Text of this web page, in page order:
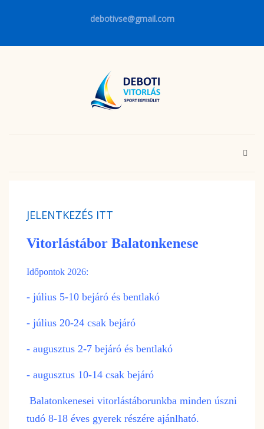
debotivse@gmail.com
JELENTKEZÉS ITT
Vitorlástábor Balatonkenese
Időpontok 2026:
- július 5-10 bejáró és bentlakó
- július 20-24 csak bejáró
- augusztus 2-7 bejáró és bentlakó
- augusztus 10-14 csak bejáró
Balatonkenesei vitorlástáborunkba minden úszni
tudó 8-18 éves gyerek részére ajánlható.